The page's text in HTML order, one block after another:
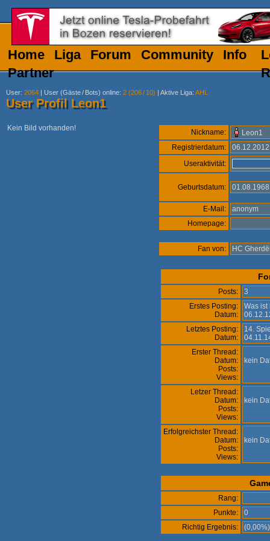
Home Liga Forum Community
Info
Partner
User: 2064 | User (Gäste/ Bots) online: 2 (206/ 10) | Aktive Liga: AHL
User Profil Leon1
Kein Bild vorhanden! Nickname:
Leon1
Registrierdatum:
Useraktivität:
Geburtsdatum:
E-Mail:
anonym
Homepage:
Fan von: HC
Posts:
3
Erstes Posting:
Datum:
Was ist
Letztes Posting:
Datum:
14.
Erster Thread:
Datum:
Posts:
Views:
kein
Letzer Thread:
Datum:
Posts:
Views:
kein
Erfolgreichster Thread:
Datum:
Posts:
Views:
kein
Rang:
Punkte:
0
Richtig Ergebnis: